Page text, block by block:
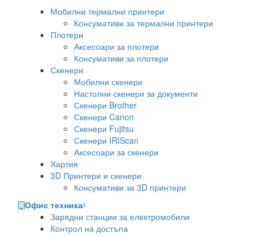
Мобилни термални принтери
Консумативи за термални принтери
Плотери
Аксесоари за плотери
Консумативи за плотери
Скенери
Мобилни скенери
Настолни скенери за документи
Скенери Brother
Скенери Canon
Скенери Fujitsu
Скенери IRIScan
Аксесоари за скенери
Хартия
3D Принтери и скенери
Консумативи за 3D принтери
Офис техника
Зарядни станции за електромобили
Контрол на достъпа